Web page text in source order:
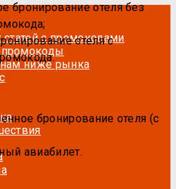
с промокодами
ниже рынка
бронирование отеля без
отеля с
бронирование отеля (с
авиабилет.